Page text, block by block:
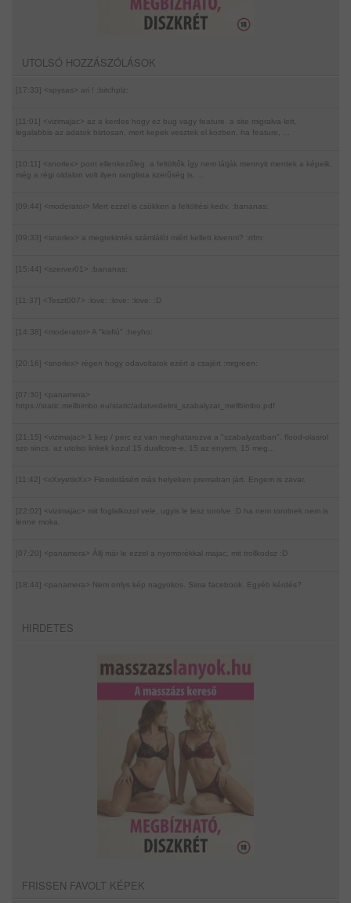
UTOLSÓ HOZZÁSZÓLÁSOK
[17:33] <spysas> ari ! :bitchplz:
[11:01] <vizimajac> az a kerdes hogy ez bug vagy feature. a site migralva lett,
legalabbis az adatok biztosan, mert kepek vesztek el kozben. ha feature, ...
[10:11] <snorlex> pont ellenkezőleg. a feltöltők így nem látják mennyit mentek a képeik.
még a régi oldalon volt ilyen ranglista szerűség is, ...
[09:44] <moderator> Mert ezzel is csökken a feltöltési kedv. :bananas:
[09:33] <snorlex> a megtekintés számlálót miért kellett kivenni? :rtfm:
[15:44] <szerver01> :bananas:
[11:37] <Teszt007> :love: :love: :love: :D
[14:38] <moderator> A "kisfiú" :heyho:
[20:16] <snorlex> régen hogy odavoltatok ezért a csajért :mrgreen:
[07:30] <panamera>
https://static.mellbimbo.eu/static/adatvedelmi_szabalyzat_mellbimbo.pdf
[21:15] <vizimajac> 1 kep / perc ez van meghatarozva a "szabalyzatban". flood-olasrol
szo sincs. az utolso linkek kozul 15 duallcore-e, 15 az enyem, 15 meg...
[11:42] <xXxyetixXx> Floodolásért más helyeken premaban járt. Engem is zavar.
[22:02] <vizimajac>
mit foglalkozol vele, ugyis le lesz torolve :D ha nem torolnek nem is
lenne moka.
[07:20] <panamera> Állj már le ezzel a nyomorékkal majac, mit trollkodsz :D
[18:44] <panamera> Nem onlys kép nagyokos. Sima facebook. Egyéb kérdés?
HIRDETES
FRISSEN FAVOLT KÉPEK